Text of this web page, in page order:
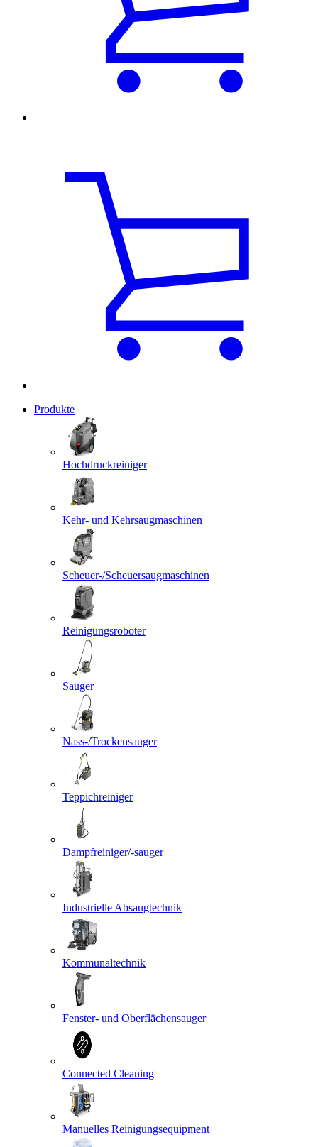
Produkte
Hochdruckreiniger
Kehr- und Kehrsaugmaschinen
Scheuer-/Scheuersaugmaschinen
Reinigungsroboter
Sauger
Nass-/Trockensauger
Teppichreiniger
Dampfreiniger/-sauger
Industrielle Absaugtechnik
Kommunaltechnik
Fenster- und Oberflächensauger
Connected Cleaning
Manuelles Reinigungsequipment